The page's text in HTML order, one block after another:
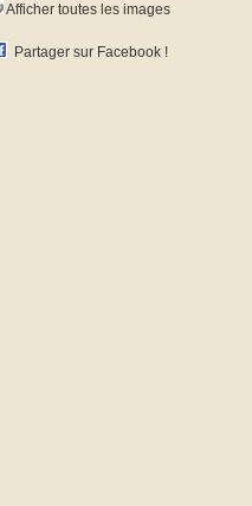
Afficher toutes les images
Partager sur Facebook !